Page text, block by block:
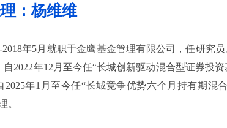
：杨维维
2018年5月就职于金鹰基金管理有限公司，任研究
自2022年12月至今任“长城创新驱动混合型证券投
2025年1月至今任“长城竞争优势六个月持有期混
。